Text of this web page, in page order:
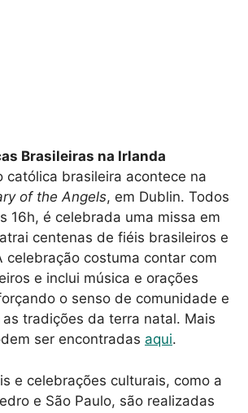
Brasileiras na Irlanda
católica brasileira acontece na
of the Angels, em Dublin. Todos
16h, é celebrada uma missa em
centenas de fiéis brasileiros e
celebração costuma contar com
e inclui música e orações
o senso de comunidade e
tradições da terra natal. Mais
ser encontradas aqui.
e celebrações culturais, como a
e São Paulo, são realizadas